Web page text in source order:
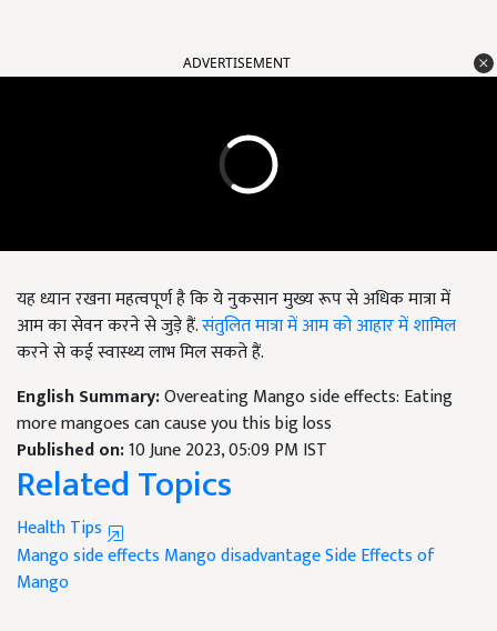
ADVERTISEMENT
यह ध्यान रखना महत्वपूर्ण है कि ये नुकसान मुख्य रूप से अधिक मात्रा में
आम का सेवन करने से जुड़े हैं.संतुलित मात्रा में आम को आहार में शामिल
करने से कई स्वास्थ्य लाभ मिल सकते हैं.
English Summary:Overeating Mango side effects: Eating
more mangoes can cause you this big loss
Published on:10 June 2023, 05:09 PM IST
Related Topics
Health Tips
Mango side effects Mango disadvantageSide Effects of
Mango